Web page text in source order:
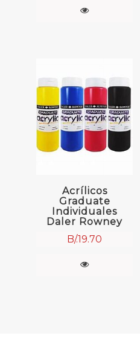
Acrílicos
Graduate
Individuales
Daler Rowney
B/.19.70